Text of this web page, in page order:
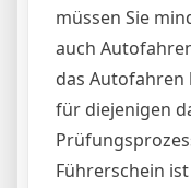
müssen Sie
auch
das Autofahren
für diejenigen
Führerschein